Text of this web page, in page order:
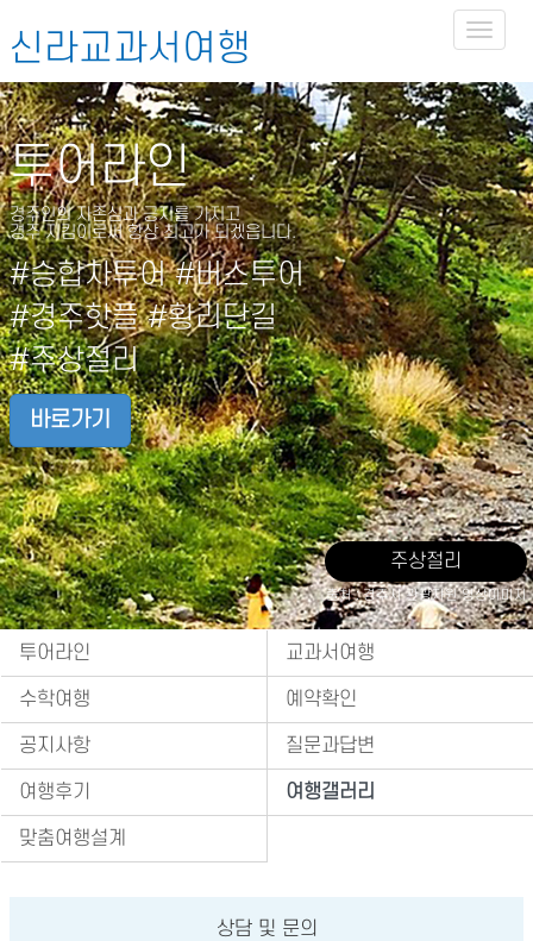
Toggle
신라교과서여행
투어라인
경주인의 자존심과 긍지를 가지고
경주 지킴이로써 항상 최고가 되겠읍니다.
#승합차투어 #버스투어
#경주핫플 #황리단길
#주상절리
바로가기
주상절리
출처 : 경주시 관광자원 영상이미지
투어라인 교과서여행
수학여행 예약확인
공지사항 질문과답변
여행후기 여행갤러리
맞춤여행설계
상담 및 문의